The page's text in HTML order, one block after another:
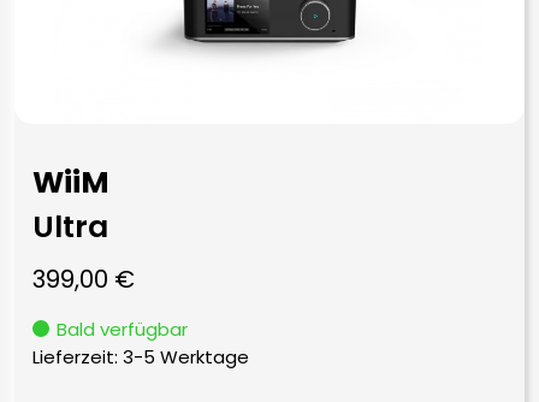
WiiM
Ultra
399,00 €
Bald verfügbar
Lieferzeit: 3-5 Werktage